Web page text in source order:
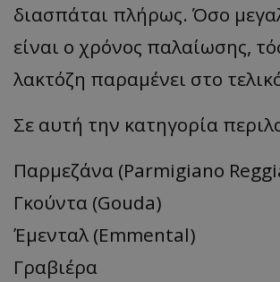
διασπάται πλήρως. Όσο
είναι ο χρόνος παλαίωσης,
λακτόζη παραμένει στο
Σε αυτή την κατηγορία
Παρμεζάνα (Parmigiano
Γκούντα (Gouda)
Έμενταλ (Emmental)
Γραβιέρα